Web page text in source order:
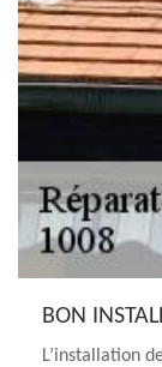
BON
L’installation